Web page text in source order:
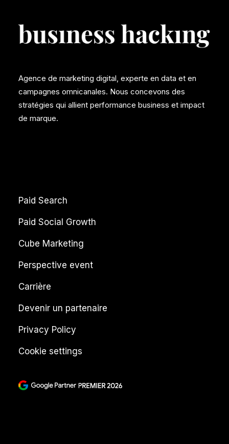
Agence de marketing digital, experte en data et en
campagnes omnicanales. Nous concevons des
stratégies qui allient performance business et impact
de marque.
Paid Search
Paid Social Growth
Cube Marketing
Perspective event
Carrière
Devenir un partenaire
Privacy Policy
Cookie settings